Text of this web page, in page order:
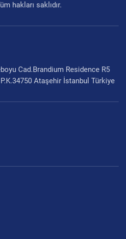
hakları saklıdır.
Cad.Brandium Residence R5
Ataşehir İstanbul Türkiye